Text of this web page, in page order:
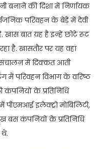
बनाने की दिशा में निर्णायक
परिवहन के बेड़े में देवी
खास बात यह है इन्हें छोटे रूट
है. खासतौर पर यह वहां
संचालन में दिक्कत आती
में परिवहन विभाग के वरिष्ठ
के प्रतिनिधि
इलेक्ट्रो मोबिलिटी,
बस कंपनियों के प्रतिनिधि